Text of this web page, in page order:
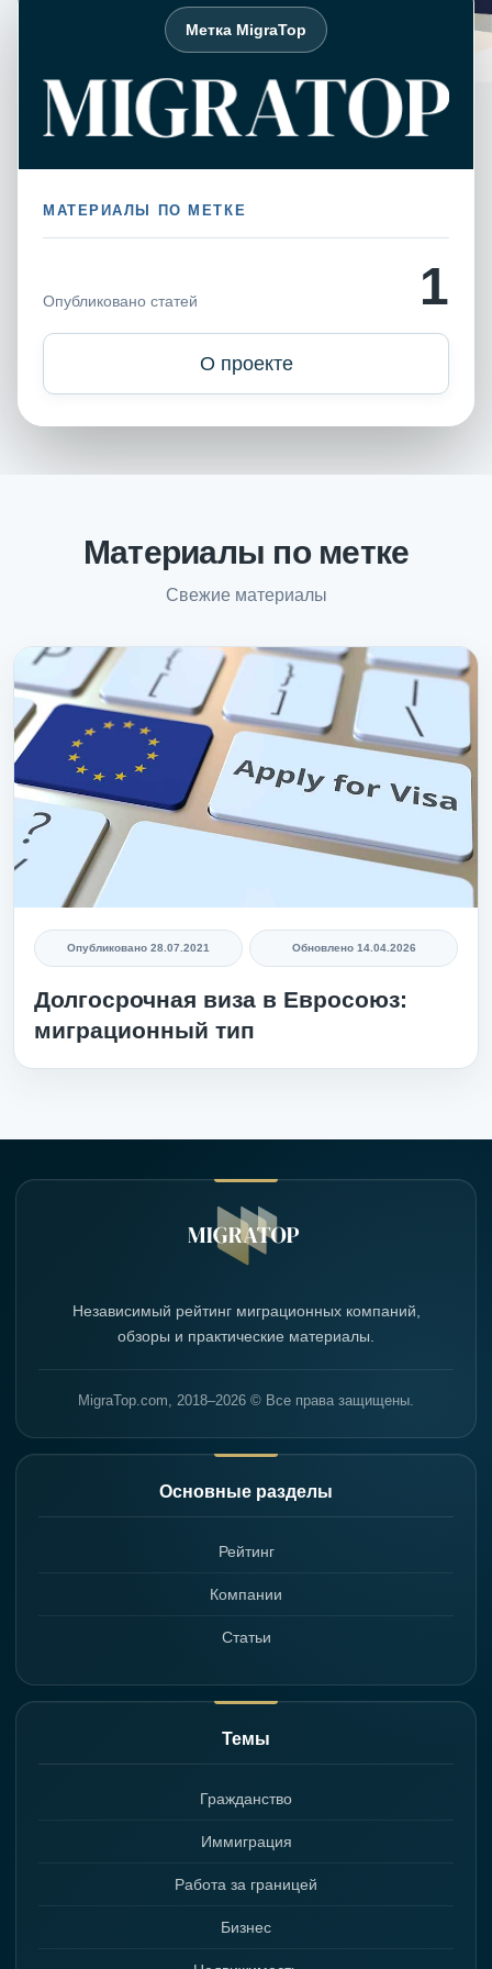
Метка MigraTop
МАТЕРИАЛЫ ПО МЕТКЕ
Опубликовано статей 1
О проекте
Материалы по метке
Свежие материалы
Опубликовано 28.07.2021 Обновлено 14.04.2026
Долгосрочная виза в Евросоюз:
миграционный тип
Независимый рейтинг миграционных компаний,
обзоры и практические материалы.
MigraTop.com, 2018–2026 © Все права защищены.
Основные разделы
Рейтинг
Компании
Статьи
Темы
Гражданство
Иммиграция
Работа за границей
Бизнес